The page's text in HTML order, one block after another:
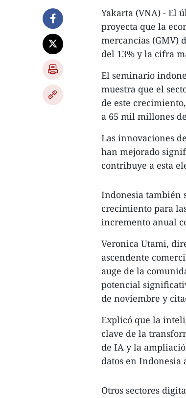
Yakarta (VNA) - El
proyecta que la
mercancías (GMV)
del 13% y la cifra
El seminario
muestra que el
de este
a 65 mil millones
Las innovaciones
han mejorado
contribuye a esta
Indonesia también
crecimiento para
incremento anual
Veronica Utami,
ascendente
auge de la
potencial
de noviembre y
Explicó que la
clave de la
de IA y la
datos en Indonesia
Otros sectores